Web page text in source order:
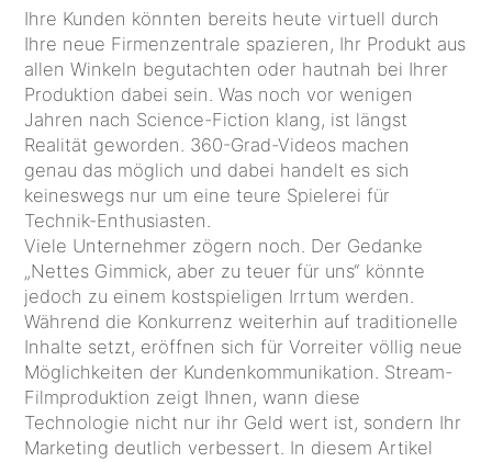
Ihre Kunden könnten bereits heute virtuell durch
Ihre neue Firmenzentrale spazieren, Ihr Produkt aus
allen Winkeln begutachten oder hautnah bei Ihrer
Produktion dabei sein. Was noch vor wenigen
Jahren nach Science-Fiction klang, ist längst
Realität geworden. 360-Grad-Videos machen
genau das möglich und dabei handelt es sich
keineswegs nur um eine teure Spielerei für
Technik-Enthusiasten.
Viele Unternehmer zögern noch. Der Gedanke
„Nettes Gimmick, aber zu teuer für uns“ könnte
jedoch zu einem kostspieligen Irrtum werden.
Während die Konkurrenz weiterhin auf traditionelle
Inhalte setzt, eröffnen sich für Vorreiter völlig neue
Möglichkeiten der Kundenkommunikation. Stream-
Filmproduktion zeigt Ihnen, wann diese
Technologie nicht nur ihr Geld wert ist, sondern Ihr
Marketing deutlich verbessert. In diesem Artikel